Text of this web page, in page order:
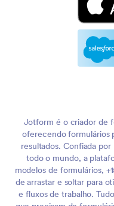
Jotform é o criador de
oferecendo formulários
resultados. Confiada
todo o mundo, a
modelos de formulários,
de arrastar e soltar para
e fluxos de trabalho.